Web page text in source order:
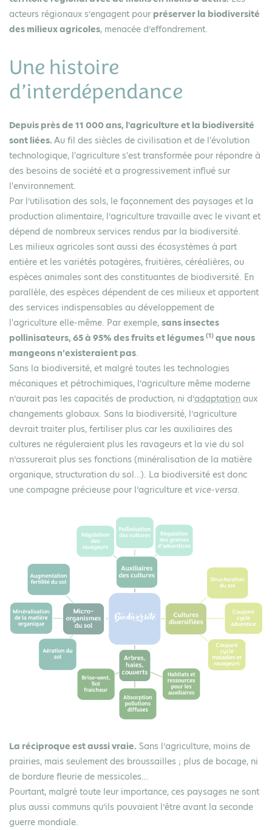
acteurs régionaux s’engagent pour préserver la biodiversité
des milieux agricoles, menacée d’effondrement.
Une histoire
d’interdépendance
Depuis près de 11 000 ans, l'agriculture et la biodiversité
sont liées. Au fil des siècles de civilisation et de l'évolution
technologique, l'agriculture s'est transformée pour répondre à
des besoins de société et a progressivement influé sur
l'environnement.
Par l’utilisation des sols, le façonnement des paysages et la
production alimentaire, l’agriculture travaille avec le vivant et
dépend de nombreux services rendus par la biodiversité.
Les milieux agricoles sont aussi des écosystèmes à part
entière et les variétés potagères, fruitières, céréalières, ou
espèces animales sont des constituantes de biodiversité. En
parallèle, des espèces dépendent de ces milieux et apportent
des services indispensables au développement de
l'agriculture elle-même. Par exemple, sans insectes
pollinisateurs, 65 à 95% des fruits et légumes (1) que nous
mangeons n’existeraient pas.
Sans la biodiversité, et malgré toutes les technologies
mécaniques et pétrochimiques, l’agriculture même moderne
n’aurait pas les capacités de production, ni d’adaptation aux
changements globaux. Sans la biodiversité, l’agriculture
devrait traiter plus, fertiliser plus car les auxiliaires des
cultures ne réguleraient plus les ravageurs et la vie du sol
n’assurerait plus ses fonctions (minéralisation de la matière
organique, structuration du sol…). La biodiversité est donc
une compagne précieuse pour l’agriculture et vice-versa.
La réciproque est aussi vraie. Sans l’agriculture, moins de
prairies, mais seulement des broussailles ; plus de bocage, ni
de bordure fleurie de messicoles...
Pourtant, malgré toute leur importance, ces paysages ne sont
plus aussi communs qu’ils pouvaient l’être avant la seconde
guerre mondiale.